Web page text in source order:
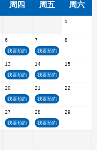
周四 周五 周六
1
6 7
8
我要預約
我要預約
13 14
15
我要預約 我要預約
20 21
22
我要預約 我要預約
27 28
29
我要預約 我要預約